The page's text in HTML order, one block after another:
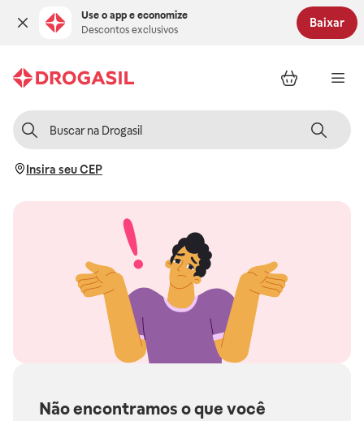
Use o app e economize
Descontos exclusivos
Baixar
Insira seu CEP
Não encontramos o que você